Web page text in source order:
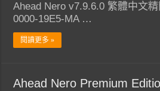
Ahead Nero v7.9.6.0 繁體中文
0000-19E5-MA …
閱讀更多 »
Ahead Nero Premium